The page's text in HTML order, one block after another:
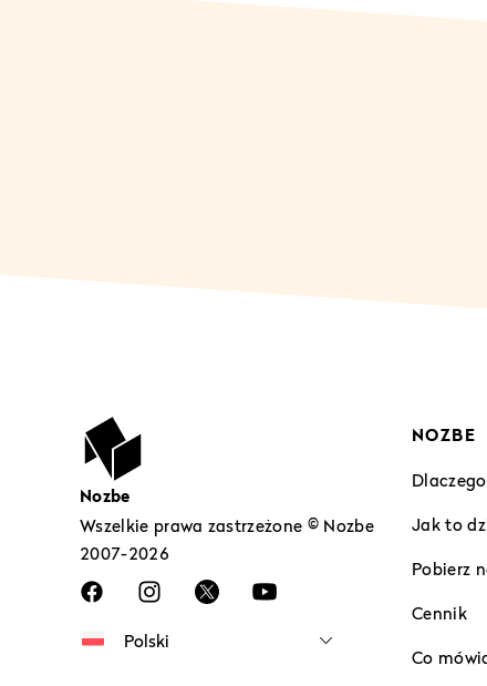
Nozbe
Wszelkie prawa zastrzeżone © Nozbe
2007-2026
NOZBE
Jak to
Pobierz
Cennik
Co